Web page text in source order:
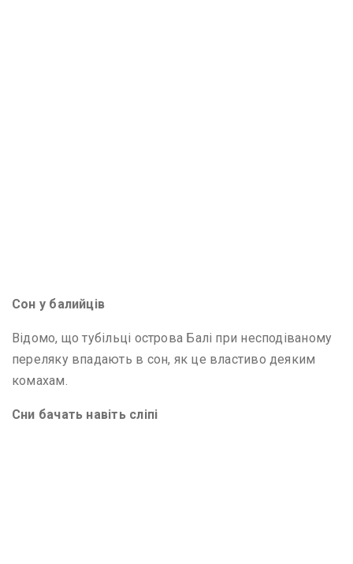
Сон у балийців
Відомо, що тубільці острова Балі при несподіваному
переляку впадають в сон, як це властиво деяким
комахам.
Сни бачать навіть сліпі